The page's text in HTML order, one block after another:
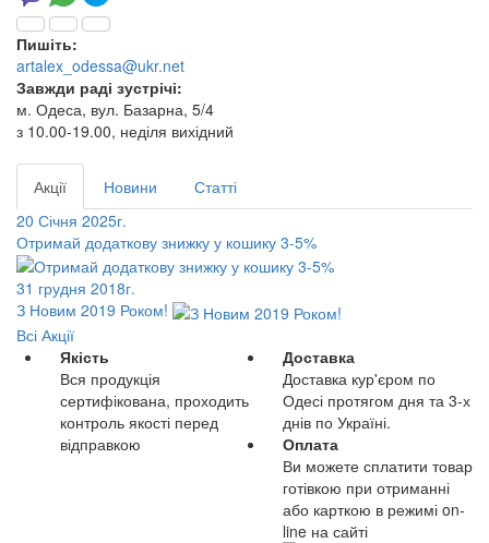
Пишіть:
artalex_odessa@ukr.net
Завжди раді зустрічі:
м. Одеса, вул. Базарна, 5/4
з 10.00-19.00, неділя вихідний
Акції Новини
Статті
20 Січня 2025г.
Отримай додаткову знижку у кошику 3-5%
31 грудня 2018г.
З Новим 2019 Роком!
Всі Акції
Якість
Вся продукція
сертифікована, проходить
контроль якості перед
відправкою
Доставка
Доставка кур'єром по
Одесі протягом дня та 3-х
днів по Україні.
Оплата
Ви можете сплатити товар
готівкою при отриманні
або карткою в режимі on-
line на сайті